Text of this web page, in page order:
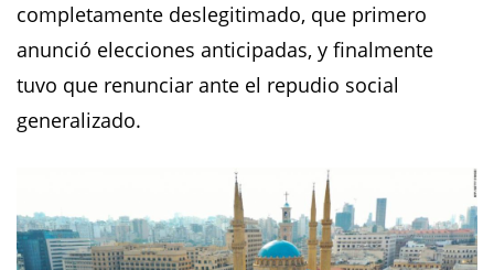
completamente deslegitimado, que primero
anunció elecciones anticipadas, y finalmente
tuvo que renunciar ante el repudio social
generalizado.